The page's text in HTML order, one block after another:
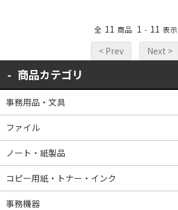
全 11 商品 1 - 11 表示
< Prev Next >
商品カテゴリ
事務用品・文具
ファイル
ノート・紙製品
コピー用紙・トナー・インク
事務機器